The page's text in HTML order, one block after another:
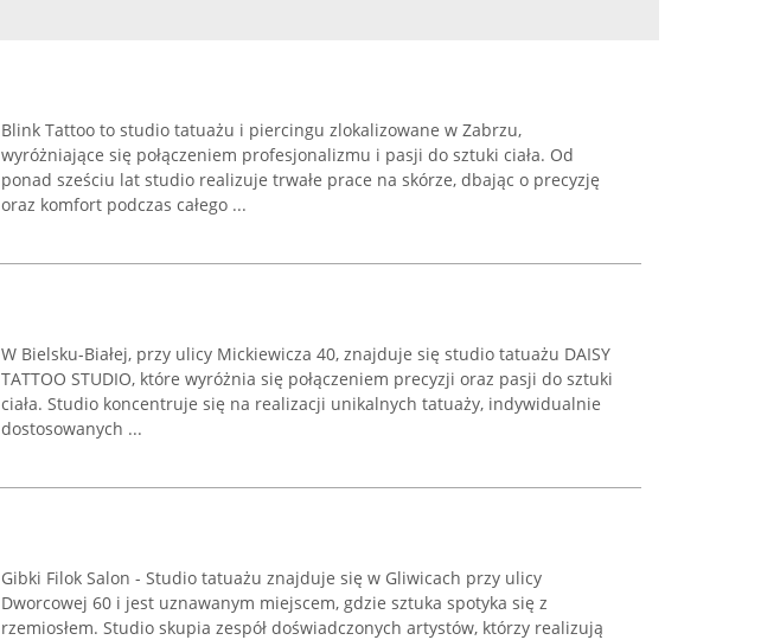
Blink Tattoo to studio tatuażu i piercingu zlokalizowane w Zabrzu,
wyróżniające się połączeniem profesjonalizmu i pasji do sztuki ciała. Od
ponad sześciu lat studio realizuje trwałe prace na skórze, dbając o precyzję
oraz komfort podczas całego ...
W Bielsku-Białej, przy ulicy Mickiewicza 40, znajduje się studio tatuażu DAISY
TATTOO STUDIO, które wyróżnia się połączeniem precyzji oraz pasji do sztuki
ciała. Studio koncentruje się na realizacji unikalnych tatuaży, indywidualnie
dostosowanych ...
Gibki Filok Salon - Studio tatuażu znajduje się w Gliwicach przy ulicy
Dworcowej 60 i jest uznawanym miejscem, gdzie sztuka spotyka się z
rzemiosłem. Studio skupia zespół doświadczonych artystów, którzy realizują